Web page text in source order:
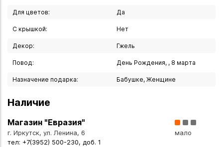
Для цветов: Да
С крышкой: Нет
Декор: Гжель
Повод: День Рождения, , 8 марта
Назначение подарка: Бабушке, Женщине
Наличие
Магазин "Евразия"
г. Иркутск, ул. Ленина, 6
тел: +7(3952) 500-230, доб. 1
мало